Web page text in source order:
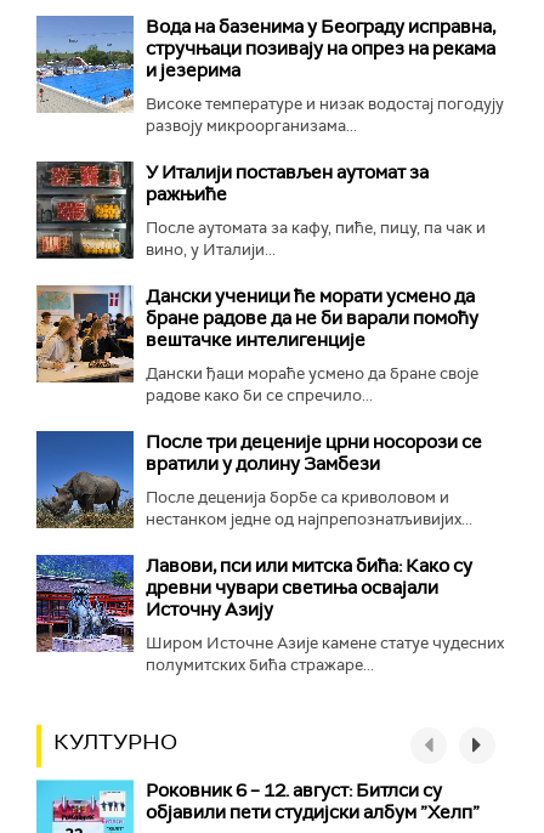
Вода на базенима у Београду исправна,
стручњаци позивају на опрез на рекама
и језерима
Високе температуре и низак водостај погодују
развоју микроорганизама...
У Италији постављен аутомат за
ражњиће
После аутомата за кафу, пиће, пицу, па чак и
вино, у Италији...
Дански ученици ће морати усмено да
бране радове да не би варали помоћу
вештачке интелигенције
Дански ђаци мораће усмено да бране своје
радове како би се спречило...
После три деценије црни носорози се
вратили у долину Замбези
После деценија борбе са криволовом и
нестанком једне од најпрепознатљивијих...
Лавови, пси или митска бића: Како су
древни чувари светиња освајали
Источну Азију
Широм Источне Азије камене статуе чудесних
полумитских бића стражаре...
КУЛТУРНО
Роковник 6 – 12. август: Битлси су
објавили пети студијски албум ”Хелп”